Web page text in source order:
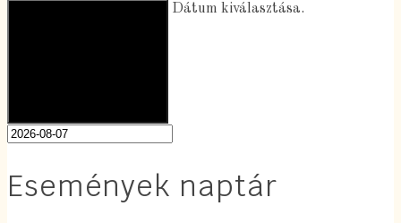
Dátum kiválasztása.
Események naptár